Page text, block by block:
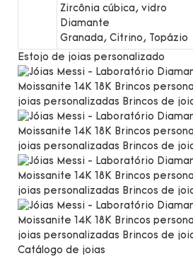
Zircônia cúbica, vidro
Diamante
Granada, Citrino, Topázio
Estojo de joias personalizado
Catálogo de joias